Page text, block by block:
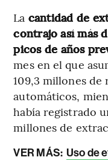
La cantidad de
contrajo así más
picos de años
mes en el que
109,3 millones
automáticos,
había registrado
millones de
VER MÁS: Uso de